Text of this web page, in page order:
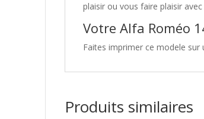
plaisir ou vous faire plaisir
Votre Alfa Roméo
Faites imprimer ce modele sur
Produits similaires